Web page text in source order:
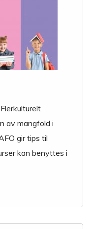
av mangfold i
gir tips til
kan benyttes i